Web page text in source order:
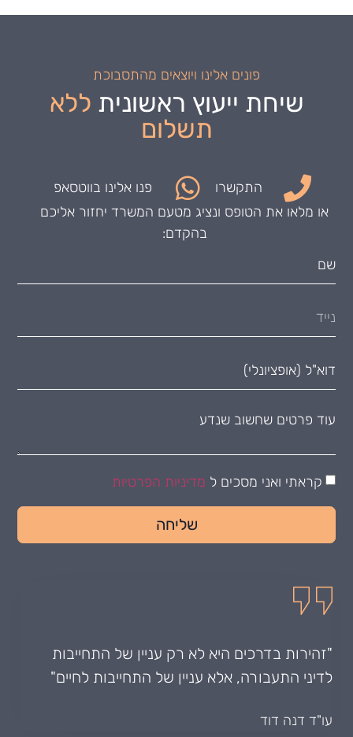
"זהירות בדרכים היא לא רק עניין של התחייבות
לדיני התעבורה, אלא עניין של התחייבות לחיים"
עו"ד דנה דוד
פונים אלינו ויוצאים מהתסבוכת
שיחת ייעוץ ראשונית ללא
תשלום
התקשרו
פנו אלינו בווטסאפ
או מלאו את הטופס ונציג מטעם המשרד יחזור אליכם
בהקדם:
קראתי ואני מסכים ל מדיניות הפרטיות
שליחה